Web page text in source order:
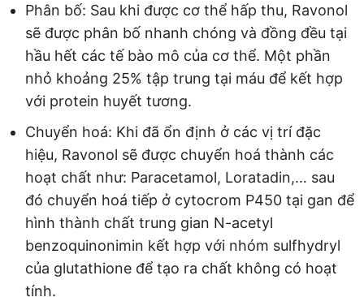
Phân bố: Sau khi được cơ thể hấp thu, Ravonol
sẽ được phân bố nhanh chóng và đồng đều tại
hầu hết các tế bào mô của cơ thể. Một phần
nhỏ khoảng 25% tập trung tại máu để kết hợp
với protein huyết tương.
Chuyển hoá: Khi đã ổn định ở các vị trí đặc
hiệu, Ravonol sẽ được chuyển hoá thành các
hoạt chất như: Paracetamol, Loratadin,… sau
đó chuyển hoá tiếp ở cytocrom P450 tại gan để
hình thành chất trung gian N-acetyl
benzoquinonimin kết hợp với nhóm sulfhydryl
của glutathione để tạo ra chất không có hoạt
tính.